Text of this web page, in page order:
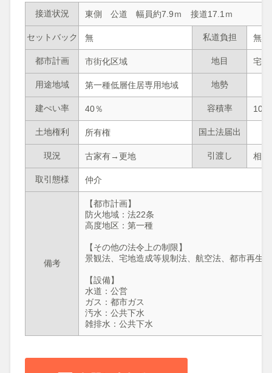
接道状況 東側 公道 幅員約7.9ｍ 接道17.1ｍ
セットバック 無 私道負担 無
都市計画 市街化区域 地目 宅地
用途地域 第一種低層住居専用地域 地勢
建ぺい率 40％ 容積率 100
土地権利 所有権 国土法届出
現況 古家有→更地 引渡し 相談
取引態様 仲介
備考
【都市計画】
防火地域：法22条
高度地区：第一種
【その他の法令上の制限】
景観法、宅地造成等規制法、航空法、都市再生
【設備】
水道：公営
ガス：都市ガス
汚水：公共下水
雑排水：公共下水